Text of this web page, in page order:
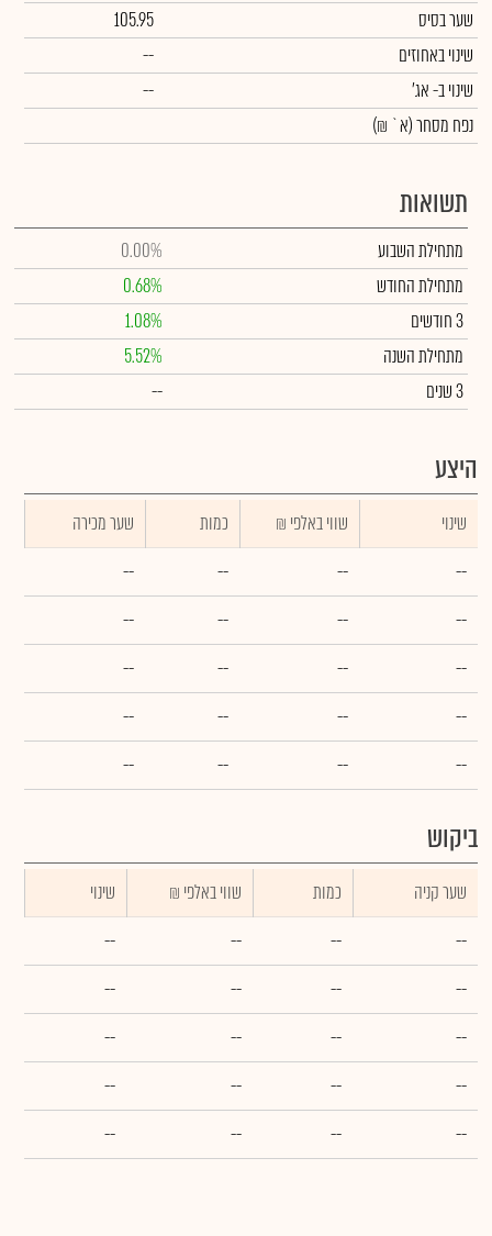
שער בסיס
105.95
שינוי באחוזים
--
שינויב- אג'
--
נפח מסחר(א` ₪)
תשואות
מתחילת השבוע
0.00%
מתחילת החודש
0.68%
3 חודשים
1.08%
מתחילת השנה
5.52%
3 שנים
--
היצע
שינוי ₪ שווי באלפי כמות
שער מכירה
--
--
--
--
--
--
--
--
--
--
--
--
--
--
--
--
--
--
--
--
ביקוש
שער קניה כמות ₪ שווי באלפי
שינוי
--
--
--
--
--
--
--
--
--
--
--
--
--
--
--
--
--
--
--
--